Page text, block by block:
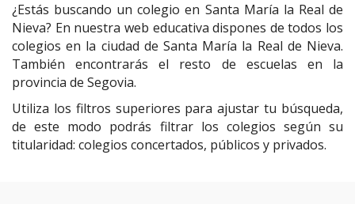
¿Estás buscando un colegio en Santa María la Real de
Nieva? En nuestra web educativa dispones de todos los
colegios en la ciudad de Santa María la Real de Nieva.
También encontrarás el resto de escuelas en la
provincia de Segovia.
Utiliza los filtros superiores para ajustar tu búsqueda,
de este modo podrás filtrar los colegios según su
titularidad: colegios concertados, públicos y privados.